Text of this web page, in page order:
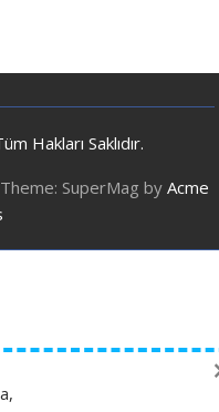
Hakları Saklıdır.
Theme: SuperMag by Acme